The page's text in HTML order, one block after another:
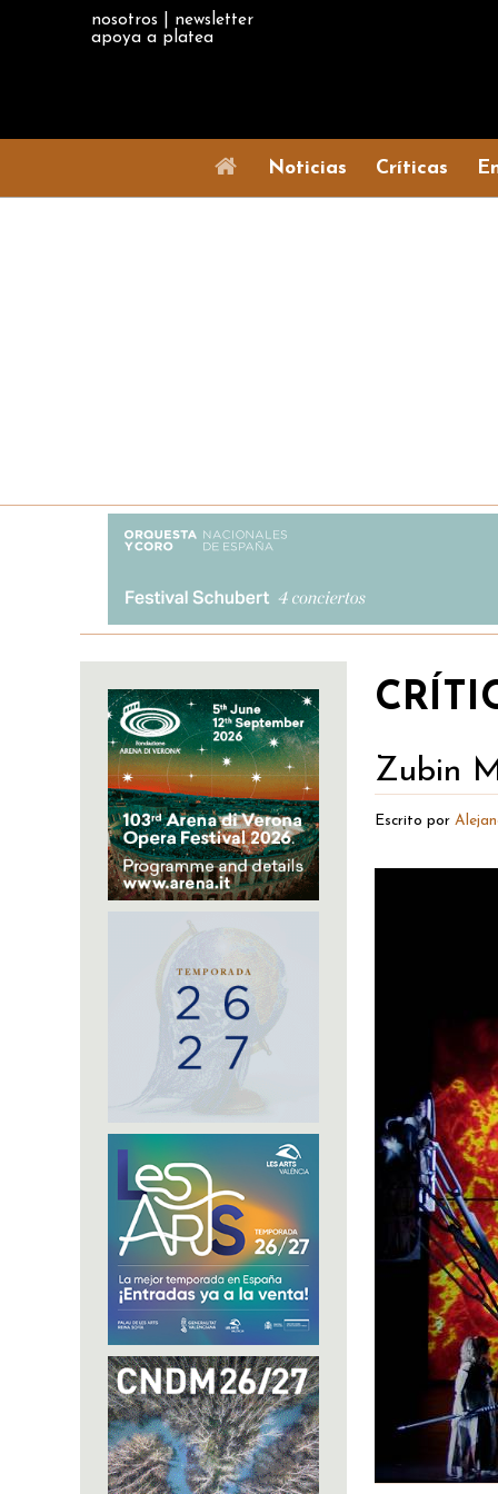
nosotros
newsletter
apoya a platea
Noticias Críticas
Zubin
Escrito por